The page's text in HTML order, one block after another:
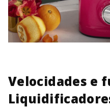
Velocidades e